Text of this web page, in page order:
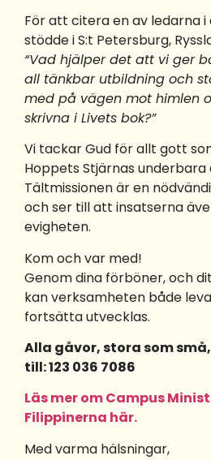
För att citera en av ledarna
stödde i S:t Petersburg,
“Vad hjälper det att vi ger
all tänkbar utbildning och
med på vägen mot himlen
skrivna i Livets bok?”
Vi tackar Gud för allt gott
Hoppets Stjärnas
Tältmissionen är en
och ser till att insatserna
evigheten.
Kom och var med!
Genom dina förböner, och
kan verksamheten både
fortsätta utvecklas.
Alla gåvor, stora som
till: 123 036 7086
Läs mer om Campus
Filippinerna här.
Med varma hälsningar,